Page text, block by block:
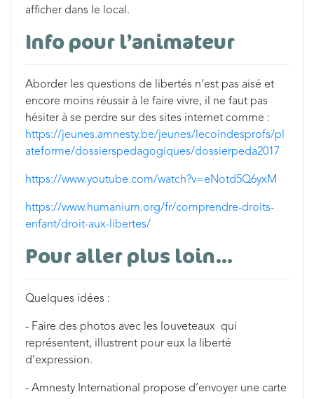
afficher dans le local.
Info pour l’animateur
Aborder les questions de libertés n’est pas aisé et
encore moins réussir à le faire vivre, il ne faut pas
hésiter à se perdre sur des sites internet comme :
https://jeunes.amnesty.be/jeunes/lecoindesprofs/pl
ateforme/dossierspedagogiques/dossierpeda2017
https://www.youtube.com/watch?v=eNotd5Q6yxM
https://www.humanium.org/fr/comprendre-droits-
enfant/droit-aux-libertes/
Pour aller plus loin…
Quelques idées :
- Faire des photos avec les louveteaux qui
représentent, illustrent pour eux la liberté
d’expression.
- Amnesty International propose d’envoyer une carte